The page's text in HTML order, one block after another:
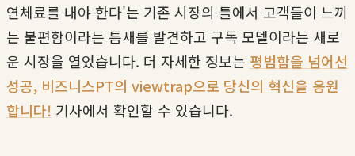
연체료를 내야 한다'는 기존 시장의 틀에서 고객들이 느끼
는 불편함이라는 틈새를 발견하고 구독 모델이라는 새로
운 시장을 열었습니다. 더 자세한 정보는 평범함을 넘어선
성공, 비즈니스PT의 viewtrap으로 당신의 혁신을 응원
합니다! 기사에서 확인할 수 있습니다.